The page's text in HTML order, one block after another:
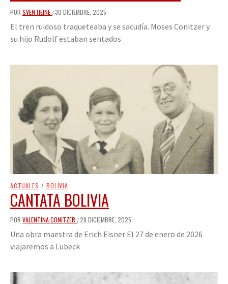
POR SVEN HEINE /30 DICIEMBRE, 2025
El tren ruidoso traqueteaba y se sacudía. Moses Conitzer y
su hijo Rudolf estaban sentados
ACTUALES / BOLIVIA
CANTATA BOLIVIA
POR VALENTINA CONITZER /28 DICIEMBRE, 2025
Una obra maestra de Erich Eisner El 27 de enero de 2026
viajaremos a Lübeck